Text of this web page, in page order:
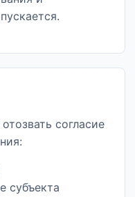
согласие
субъекта